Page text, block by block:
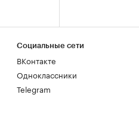
Социальные сети
ВКонтакте
Одноклассники
Telegram